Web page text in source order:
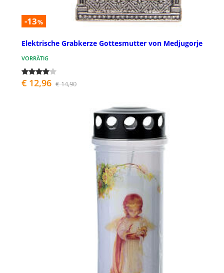
-13%
Elektrische Grabkerze Gottesmutter von Medjugorje
VORRÄTIG
€ 12,96 € 14,90